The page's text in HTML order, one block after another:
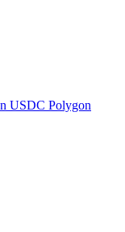
USDC Polygon